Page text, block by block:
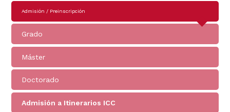
Admisión / Preinscripción
Grado
Máster
Doctorado
Admisión a Itinerarios ICC